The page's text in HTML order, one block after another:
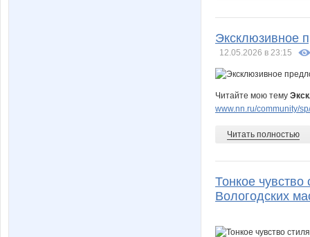
Эксклюзивное
12.05.2026 в 23:15
Читайте мою тему
www.nn.ru/community/
Читать полностью
Тонкое
Вологодских